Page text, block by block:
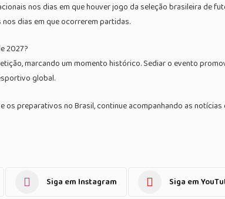
nos dias em que houver jogo da seleção brasileira de
dias em que ocorrerem partidas.
2027?
marcando um momento histórico. Sediar o evento
global.
os preparativos no Brasil, continue acompanhando as
Siga em Instagram Siga em